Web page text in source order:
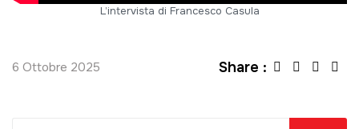
L’intervista di Francesco Casula
6 Ottobre 2025 Share :